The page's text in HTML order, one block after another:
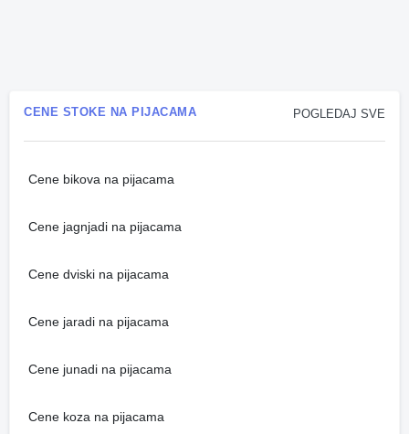
POGLEDAJ SVE
CENE STOKE NA PIJACAMA
Cene bikova na pijacama
Cene jagnjadi na pijacama
Cene dviski na pijacama
Cene jaradi na pijacama
Cene junadi na pijacama
Cene koza na pijacama